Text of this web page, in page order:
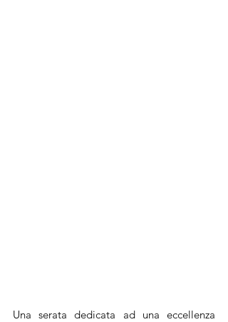
Una serata dedicata ad una eccellenza